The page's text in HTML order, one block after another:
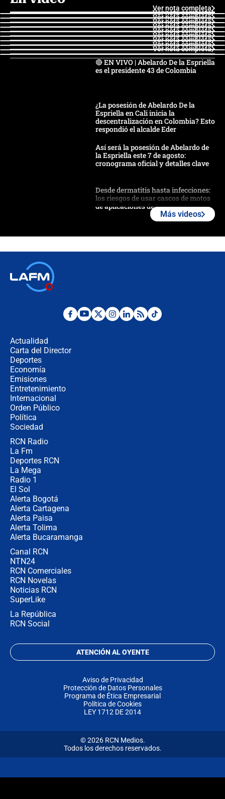
Ver nota completa
Ver nota completa
Ver nota completa
Ver nota completa
Ver nota completa
Ver nota completa
Ver nota completa
Ver nota completa
Ver nota completa
Ver nota completa
🔴 EN VIVO | Abelardo De la Espriella
es el presidente 43 de Colombia
¿La posesión de Abelardo De la
Espriella en Cali inicia la
descentralización en Colombia? Esto
respondió el alcalde Eder
Así será la posesión de Abelardo de
la Espriella este 7 de agosto:
cronograma oficial y detalles clave
Desde dermatitis hasta infecciones:
los riesgos de usar cascos de motos
de aplicaciones de transporte
Posesión de Abelardo De La Espriella
Más videos
Actualidad
Carta del Director
Deportes
Economía
Emisiones
Entretenimiento
Internacional
Orden Público
Política
Sociedad
RCN Radio
La Fm
Deportes RCN
La Mega
Radio 1
El Sol
Alerta Bogotá
Alerta Cartagena
Alerta Paisa
Alerta Tolima
Alerta Bucaramanga
Canal RCN
NTN24
RCN Comerciales
RCN Novelas
Noticias RCN
SuperLike
La República
RCN Social
ATENCIÓN AL OYENTE
Aviso de Privacidad
Protección de Datos Personales
Programa de Ética Empresarial
Política de Cookies
LEY 1712 DE 2014
© 2026 RCN Medios.
Todos los derechos reservados.